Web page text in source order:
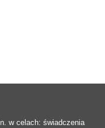
w celach: świadczenia